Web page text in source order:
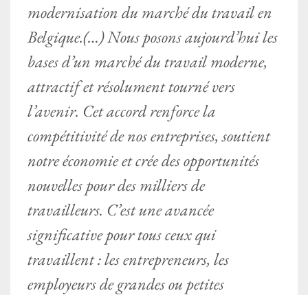
modernisation du marché du travail en
Belgique.(…) Nous posons aujourd’hui les
bases d’un marché du travail moderne,
attractif et résolument tourné vers
l’avenir. Cet accord renforce la
compétitivité de nos entreprises, soutient
notre économie et crée des opportunités
nouvelles pour des milliers de
travailleurs. C’est une avancée
significative pour tous ceux qui
travaillent : les entrepreneurs, les
employeurs de grandes ou petites